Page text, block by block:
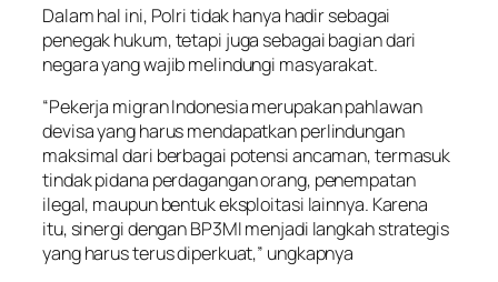
Dalam hal ini, Polri tidak hanya hadir sebagai
penegak hukum, tetapi juga sebagai bagian dari
negara yang wajib melindungi masyarakat.
“Pekerja migran Indonesia merupakan pahlawan
devisa yang harus mendapatkan perlindungan
maksimal dari berbagai potensi ancaman, termasuk
tindak pidana perdagangan orang, penempatan
ilegal, maupun bentuk eksploitasi lainnya. Karena
itu, sinergi dengan BP3MI menjadi langkah strategis
yang harus terus diperkuat,” ungkapnya